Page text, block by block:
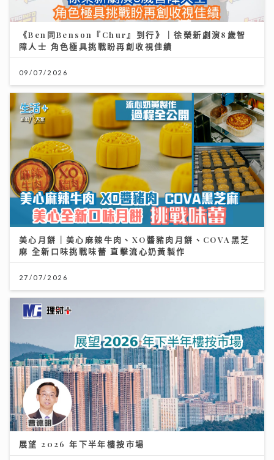
《Ben同Benson『Chur』到行》｜徐榮新劇演8歲智
障人士 角色極具挑戰盼再創收視佳績
09/07/2026
美心月餅｜美心麻辣牛肉、XO醬豬肉月餅、COVA黑芝
麻 全新口味挑戰味蕾 直擊流心奶黃製作
27/07/2026
展望 2026 年下半年樓按市場